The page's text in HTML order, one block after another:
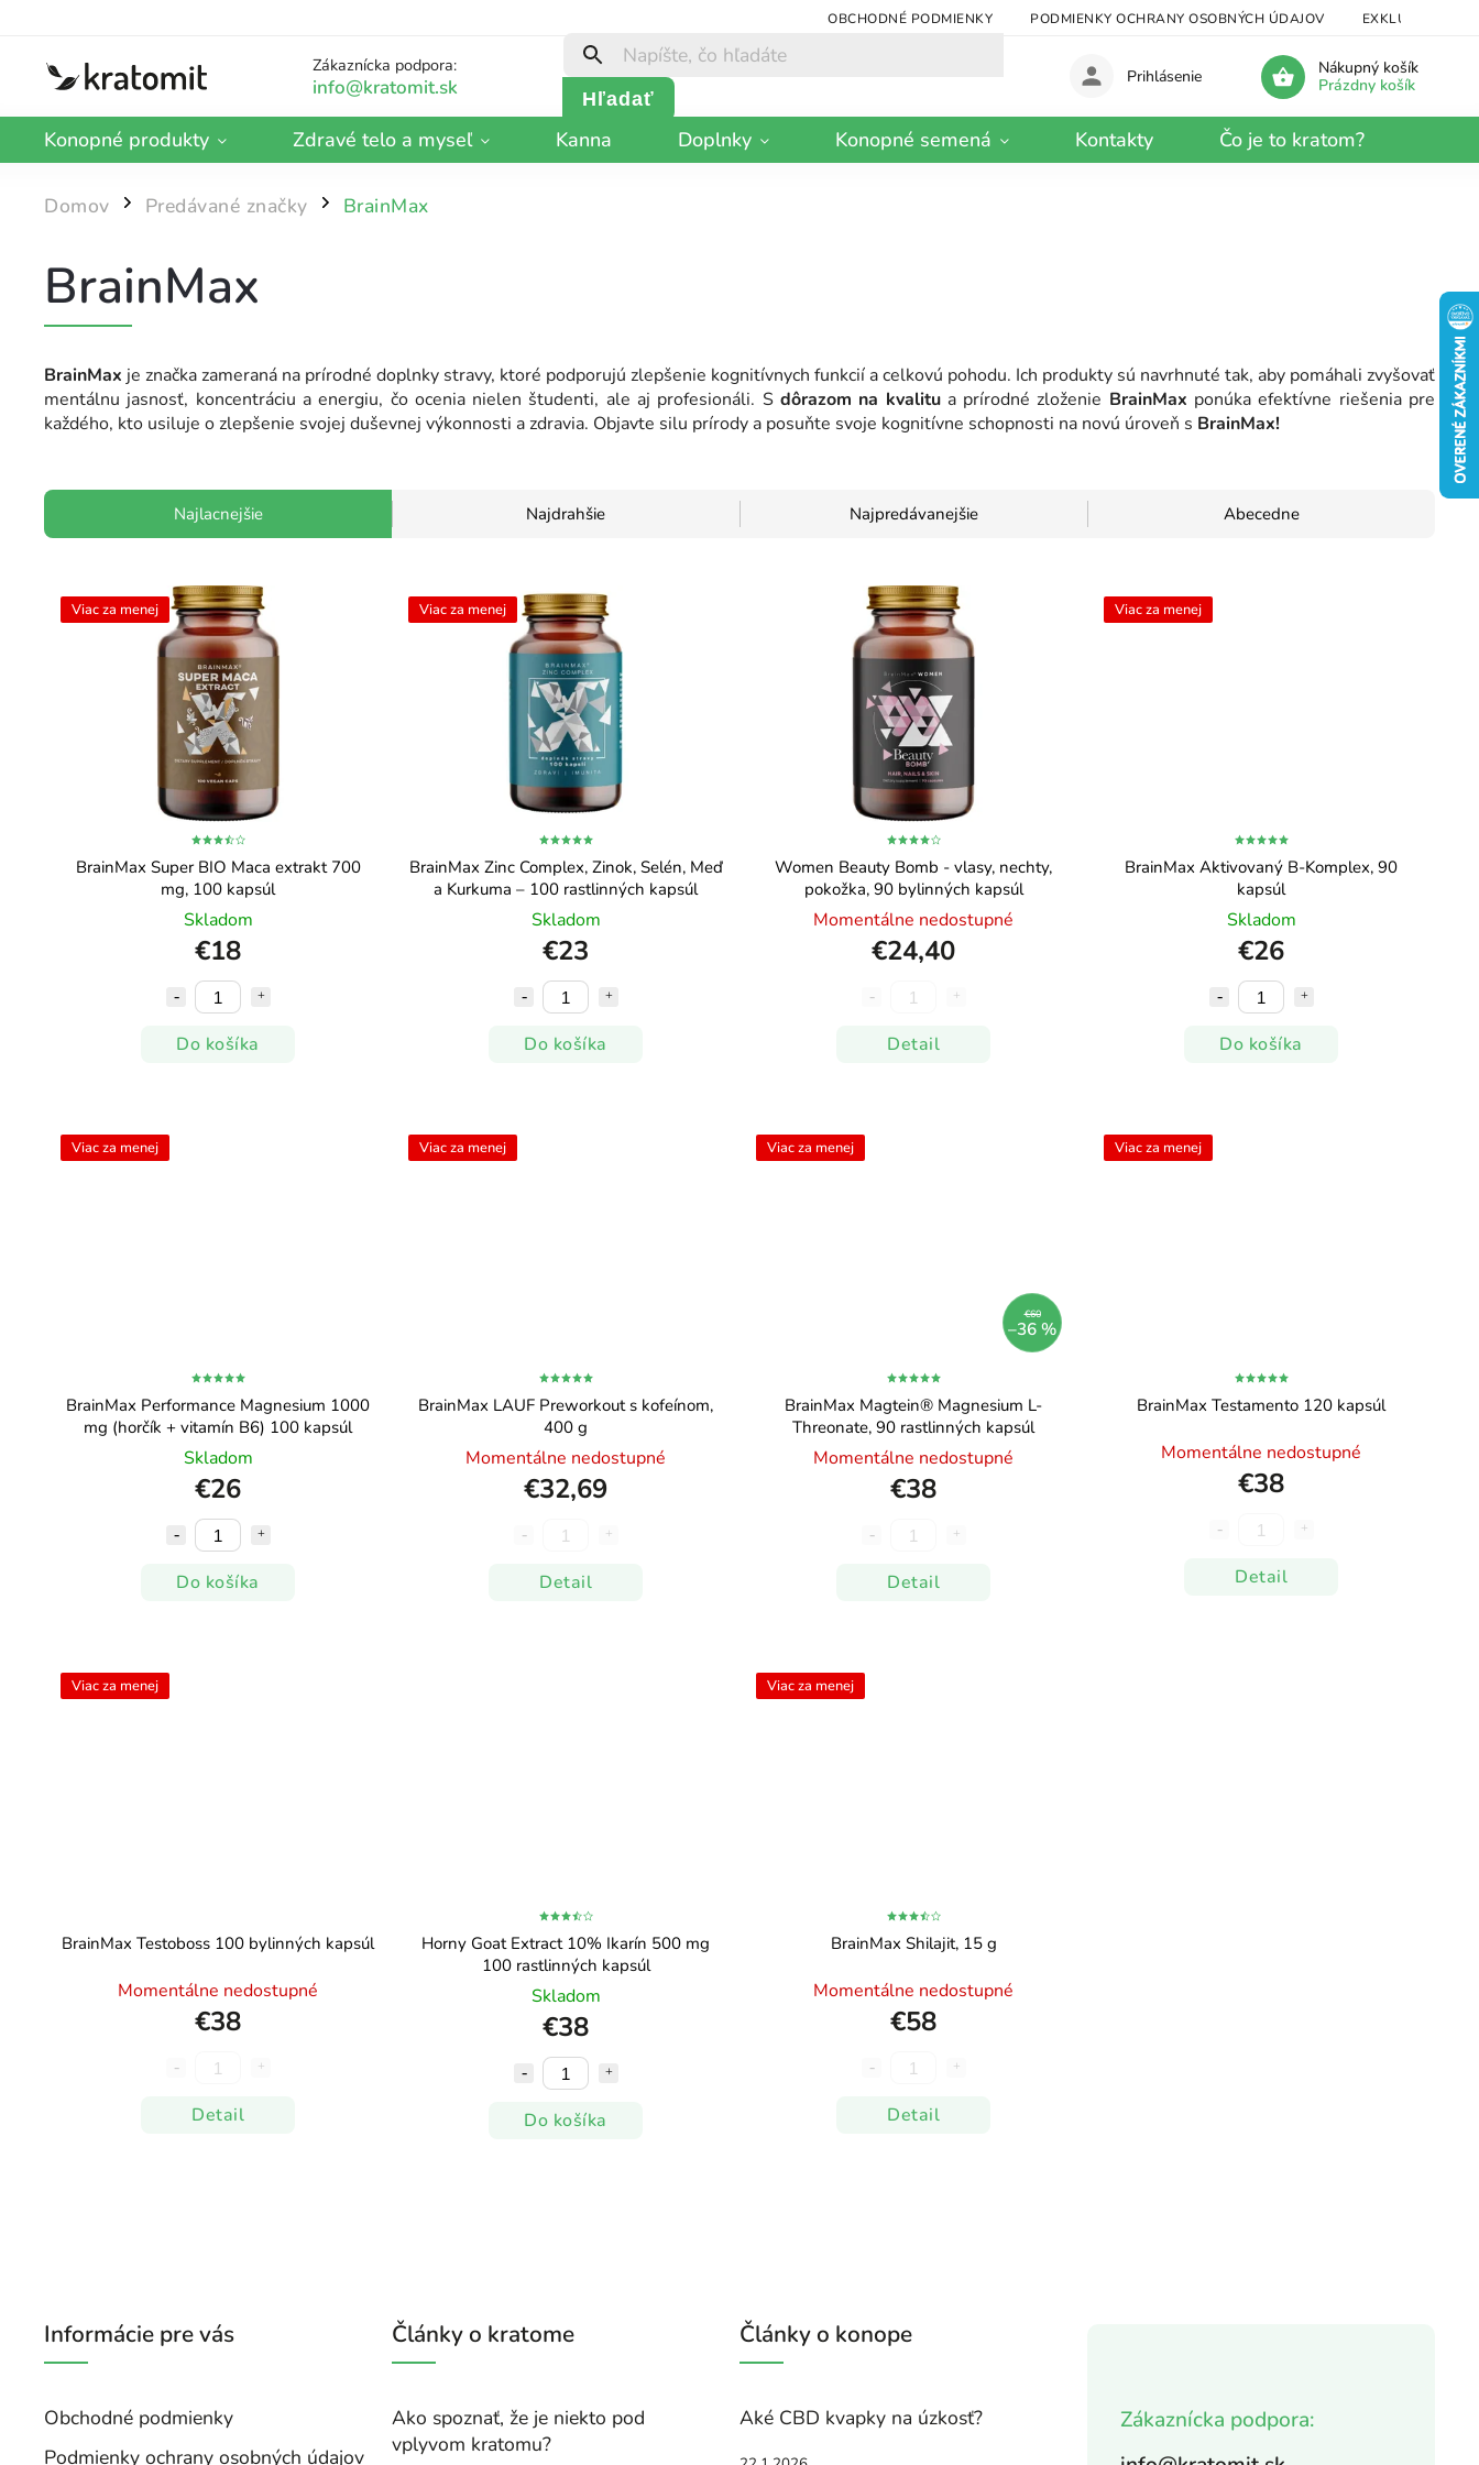
OBCHODNÉ PODMIENKY PODMIENKY OCHRANY OSOBNÝCH ÚDAJOV EXKLUZÍVNY
Zákaznícka podpora:
Hľadať
Nákupný košík
Prázdny košík
Prihlásenie
Konopné produkty Zdravé telo a myseľ Kanna Doplnky Konopné semená Kontakty Čo je to kratom?
Domov / Predávané značky / BrainMax
BrainMax
BrainMax je značka zameraná na prírodné doplnky stravy, ktoré podporujú zlepšenie kognitívnych funkcií a celkovú pohodu. Ich produkty sú navrhnuté tak, aby pomáhali zvyšovať
mentálnu jasnosť, koncentráciu a energiu, čo ocenia nielen študenti, ale aj profesionáli. S dôrazom na kvalitua prírodné zloženie BrainMax ponúka efektívne riešenia pre
každého, kto usiluje o zlepšenie svojej duševnej výkonnosti a zdravia. Objavte silu prírody a posuňte svoje kognitívne schopnosti na novú úroveň s BrainMax!
Najlacnejšie Najdrahšie Najpredávanejšie Abecedne
Viac za menej
BrainMax Super BIO Maca extrakt 700
mg, 100 kapsúl
Skladom
€18
Do košíka
Viac za menej
BrainMax Zinc Complex, Zinok, Selén, Meď
a Kurkuma – 100 rastlinných kapsúl
Skladom
€23
Do košíka
Women Beauty Bomb - vlasy, nechty,
pokožka, 90 bylinných kapsúl
Momentálne nedostupné
€24,40
Detail
Viac za menej
BrainMax Aktivovaný B-Komplex, 90
kapsúl
Skladom
€26
Do košíka
Viac za menej
BrainMax Performance Magnesium 1000
mg (horčík + vitamín B6) 100 kapsúl
Skladom
€26
Do košíka
Viac za menej
BrainMax LAUF Preworkout s kofeínom,
400 g
Momentálne nedostupné
€32,69
Detail
Viac za menej
€60
–36 %
BrainMax Magtein® Magnesium L-
Threonate, 90 rastlinných kapsúl
Momentálne nedostupné
€38
Detail
Viac za menej
BrainMax Testamento 120 kapsúl
Momentálne nedostupné
€38
Detail
Viac za menej
BrainMax Testoboss 100 bylinných kapsúl
Momentálne nedostupné
€38
Detail
Horny Goat Extract 10% Ikarín 500 mg
100 rastlinných kapsúl
Skladom
€38
Do košíka
Viac za menej
BrainMax Shilajit, 15 g
Momentálne nedostupné
€58
Detail
Zákaznícka podpora:
Informácie pre vás
Obchodné podmienky
Podmienky ochrany osobných údajov
Články o kratome
Ako spoznať, že je niekto pod
vplyvom kratomu?
Články o konope
Aké CBD kvapky na úzkosť?